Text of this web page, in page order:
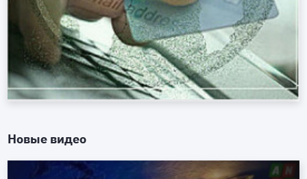
Новые видео